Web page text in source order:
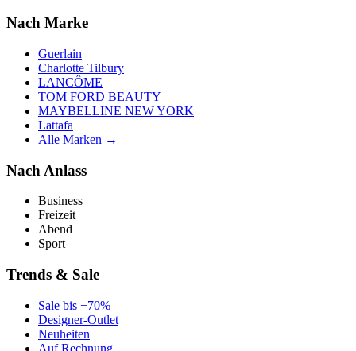
Nach Marke
Guerlain
Charlotte Tilbury
LANCÔME
TOM FORD BEAUTY
MAYBELLINE NEW YORK
Lattafa
Alle Marken →
Nach Anlass
Business
Freizeit
Abend
Sport
Trends & Sale
Sale bis −70%
Designer-Outlet
Neuheiten
Auf Rechnung